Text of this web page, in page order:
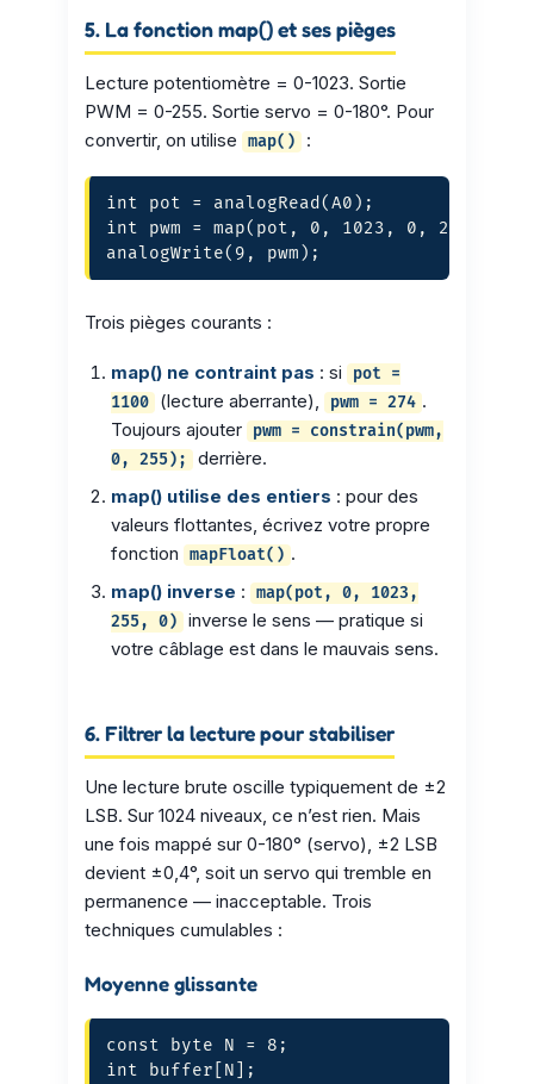
5. La fonction map() et ses pièges
Lecture potentiomètre = 0-1023. Sortie
PWM = 0-255. Sortie servo = 0-180°. Pour
convertir, on utilise
map() :
int pot = analogRead(A0);            //
int pwm = map(pot, 0, 1023, 0, 255); //
analogWrite(9, pwm);
Trois pièges courants :
map() ne contraint pas : si
pot =
1100
(lecture aberrante), pwm = 274 .
Toujours ajouter
pwm = constrain(pwm,
0, 255);
derrière.
map() utilise des entiers : pour des
valeurs flottantes, écrivez votre propre
fonction
mapFloat() .
map() inverse :
map(pot, 0, 1023,
255, 0)
inverse le sens — pratique si
votre câblage est dans le mauvais sens.
6. Filtrer la lecture pour stabiliser
Une lecture brute oscille typiquement de ±2
LSB. Sur 1024 niveaux, ce n’est rien. Mais
une fois mappé sur 0-180° (servo), ±2 LSB
devient ±0,4°, soit un servo qui tremble en
permanence — inacceptable. Trois
techniques cumulables :
Moyenne glissante
const byte N = 8;
int buffer[N];